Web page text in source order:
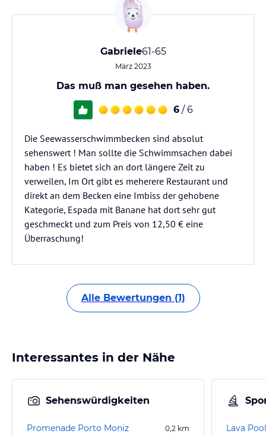
Gabriele61-65
März 2023
Das muß man gesehen haben.
6 / 6
Die Seewasserschwimmbecken sind absolut
sehenswert ! Man sollte die Schwimmsachen dabei
haben ! Es bietet sich an dort längere Zeit zu
verweilen, Im Ort gibt es meherere Restaurant und
direkt an dem Becken eine Imbiss der gehobene
Kategorie, Espada mit Banane hat dort sehr gut
geschmeckt und zum Preis von 12,50 € eine
Überraschung!
Alle Bewertungen (1)
Interessantes in der Nähe
Sehenswürdigkeiten
Promenade Porto Moniz 0,2 km Lava